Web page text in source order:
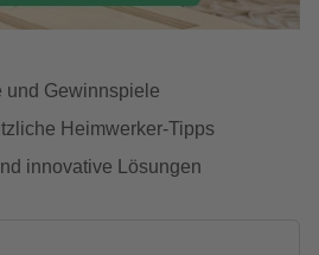
und Gewinnspiele
Heimwerker-Tipps
innovative Lösungen